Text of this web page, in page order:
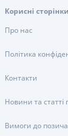
Корисні сторінки
Про нас
Політика
Контакти
Новини та статті
Вимоги до